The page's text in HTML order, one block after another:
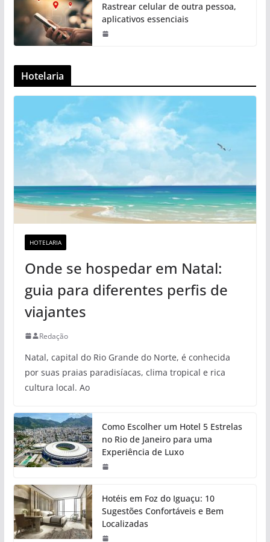
Rastrear celular de outra pessoa,
aplicativos essenciais
Hotelaria
HOTELARIA
Onde se hospedar em Natal:
guia para diferentes perfis de
viajantes
Redação
Natal, capital do Rio Grande do Norte, é conhecida
por suas praias paradisíacas, clima tropical e rica
cultura local. Ao
Como Escolher um Hotel 5 Estrelas
no Rio de Janeiro para uma
Experiência de Luxo
Hotéis em Foz do Iguaçu: 10
Sugestões Confortáveis e Bem
Localizadas